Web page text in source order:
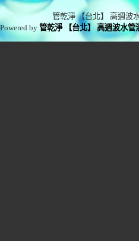
管乾淨 【台北】 高週波
Powered by管乾淨 【台北】 高週波水管